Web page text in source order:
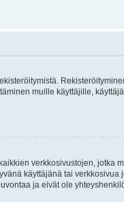
muille käyttäjille,
verkkosivustojen,
käyttäjänä tai
ja eivät ole